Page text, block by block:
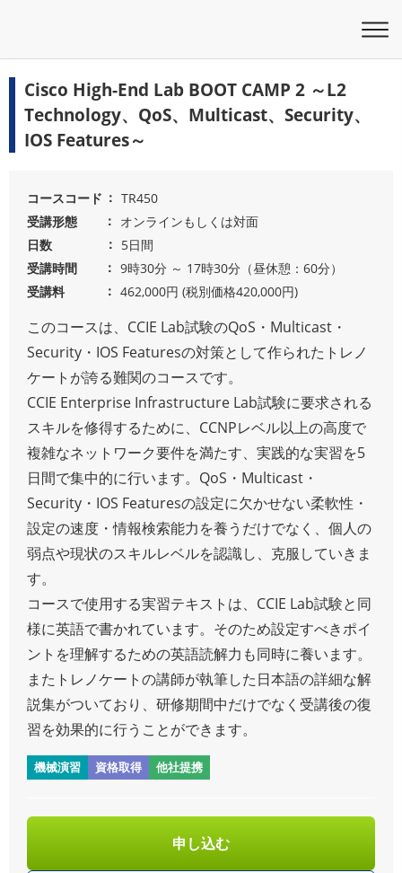
Cisco High-End Lab BOOT CAMP 2 ～L2
Technology、QoS、Multicast、Security、
IOS Features～
コースコード
TR450
受講形態
オンラインもしくは対面
日数
5日間
受講時間
9時30分 ～ 17時30分（昼休憩：60分）
受講料
462,000円 (税別価格420,000円)
このコースは、CCIE Lab試験のQoS・Multicast・
Security・IOS Featuresの対策として作られたトレノ
ケートが誇る難関のコースです。
CCIE Enterprise Infrastructure Lab試験に要求される
スキルを修得するために、CCNPレベル以上の高度で
複雑なネットワーク要件を満たす、実践的な実習を5
日間で集中的に行います。QoS・Multicast・
Security・IOS Featuresの設定に欠かせない柔軟性・
設定の速度・情報検索能力を養うだけでなく、個人の
弱点や現状のスキルレベルを認識し、克服していきま
す。
コースで使用する実習テキストは、CCIE Lab試験と同
様に英語で書かれています。そのため設定すべきポイ
ントを理解するための英語読解力も同時に養います。
またトレノケートの講師が執筆した日本語の詳細な解
説集がついており、研修期間中だけでなく受講後の復
習を効果的に行うことができます。
機械演習 資格取得 他社提携
申し込む